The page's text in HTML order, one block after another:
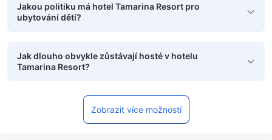
Jakou politiku má hotel Tamarina Resort pro
ubytování dětí?
Jak dlouho obvykle zůstávají hosté v hotelu
Tamarina Resort?
Zobrazit více možností